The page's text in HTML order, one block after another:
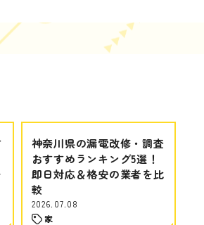
神奈川県の漏電改修・調査
おすすめランキング5選！
即日対応＆格安の業者を比
較
2026.07.08
家